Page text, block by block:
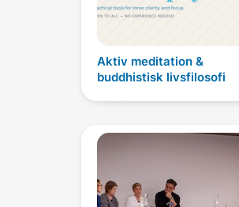
Aktiv meditation &
buddhistisk livsfilosofi